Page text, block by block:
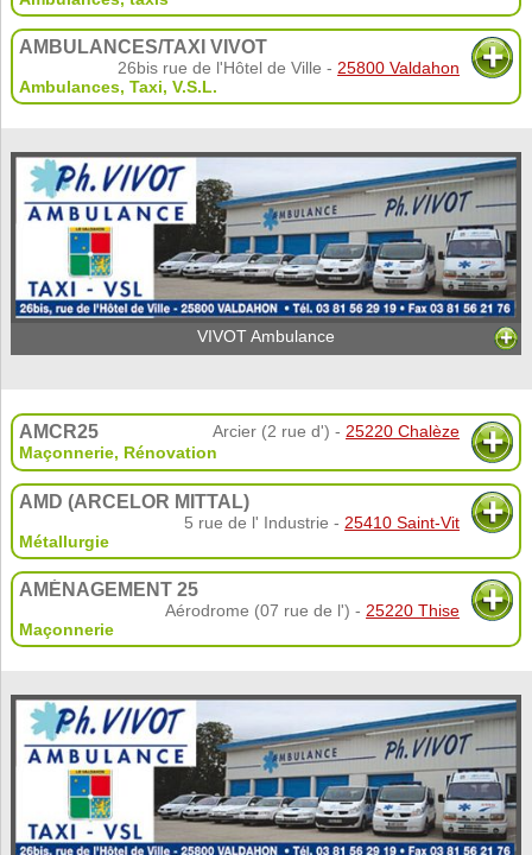
AMBULANCES/TAXI VIVOT
26bis rue de l'Hôtel de Ville - 25800 Valdahon
Ambulances, Taxi, V.S.L.
VIVOT Ambulance
AMCR25 Arcier (2 rue d') - 25220 Chalèze
Maçonnerie, Rénovation
AMD (ARCELOR MITTAL)
5 rue de l' Industrie - 25410 Saint-Vit
Métallurgie
AMÉNAGEMENT 25
Aérodrome (07 rue de l') - 25220 Thise
Maçonnerie